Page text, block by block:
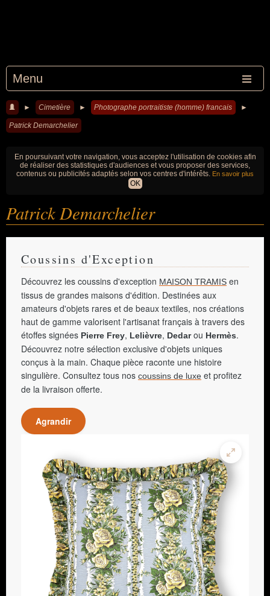
Menu
► Cimetière ► Photographe portraitiste (homme) francais ►
Patrick Demarchelier
En poursuivant votre navigation, vous acceptez l'utilisation de cookies afin
de réaliser des statistiques d'audiences et vous proposer des services,
contenus ou publicités adaptés selon vos centres d'intérêts. En savoir plus
OK
Patrick Demarchelier
Coussins d'Exception
Découvrez les coussins d'exception MAISON TRAMIS en
tissus de grandes maisons d'édition. Destinées aux
amateurs d'objets rares et de beaux textiles, nos créations
haut de gamme valorisent l'artisanat français à travers des
étoffes signées Pierre Frey, Lelièvre, Dedarou Hermès.
Découvrez notre sélection exclusive d'objets uniques
conçus à la main. Chaque pièce raconte une histoire
singulière. Consultez tous nos coussins de luxe et profitez
de la livraison offerte.
Agrandir